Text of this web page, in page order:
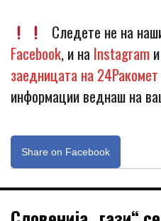
Следете не на
Facebook, и на Instagram
заедницата на 24Ракомет
информации веднаш на
Share on Facebook